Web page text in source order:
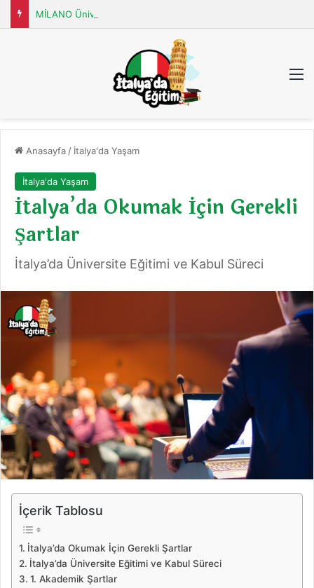
MİLANO Üniversitesi (Università degli Studi di MILANO)
Anasayfa / İtalya'da Yaşam
İtalya'da Yaşam
İtalya’da Okumak İçin Gerekli
Şartlar
İtalya’da Üniversite Eğitimi ve Kabul Süreci
İçerik Tablosu
İtalya’da Okumak İçin Gerekli Şartlar
İtalya’da Üniversite Eğitimi ve Kabul Süreci
1. Akademik Şartlar